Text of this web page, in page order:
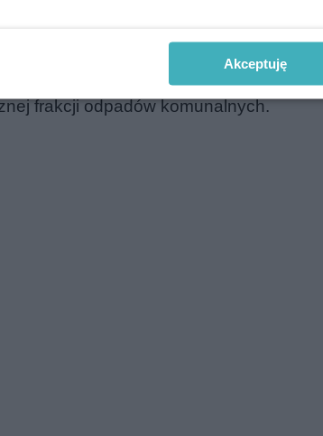
paliwa RDF. Dzięki temu,
Państwowej Bazie Danych o
rozliczeń. Celem
frakcji odpadów komunalnych.
Akceptuję